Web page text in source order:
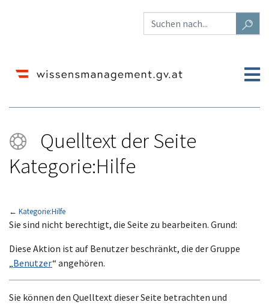
Quelltext der Seite
Kategorie:Hilfe
← Kategorie:Hilfe
Wechseln zu:Navigation, Suche
Sie sind nicht berechtigt, die Seite zu bearbeiten. Grund:
Diese Aktion ist auf Benutzer beschränkt, die der Gruppe
„Benutzer“ angehören.
Sie können den Quelltext dieser Seite betrachten und